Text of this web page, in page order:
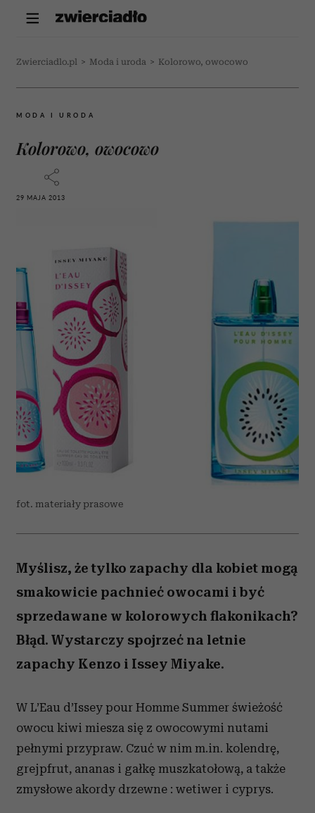
Zwierciadlo.pl > Moda i uroda > Kolorowo, owocowo
MODA I URODA
Kolorowo, owocowo
29 MAJA 2013
fot. materiały prasowe
Myślisz, że tylko zapachy dla kobiet mogą
smakowicie pachnieć owocami i być
sprzedawane w kolorowych flakonikach?
Błąd. Wystarczy spojrzeć na letnie
zapachy Kenzo i Issey Miyake.
W L’Eau d’Issey pour Homme Summer świeżość
owocu kiwi miesza się z owocowymi nutami
pełnymi przypraw. Czuć w nim m.in. kolendrę,
grejpfrut, ananas i gałkę muszkatołową, a także
zmysłowe akordy drzewne : wetiwer i cyprys.